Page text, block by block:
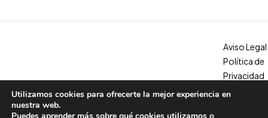
Copyright © 2026 – Calzados Marina. All Rights Reserved
Aviso Legal
Política de
Privacidad
Utilizamos cookies para ofrecerte la mejor experiencia en
nuestra web.